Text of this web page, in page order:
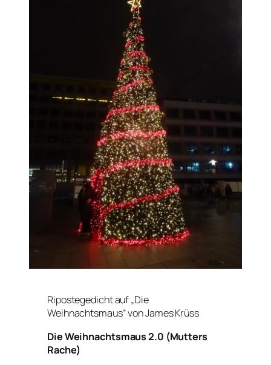
Ripostegedicht auf „Die
Weihnachtsmaus“ von James Krüss
Die Weihnachtsmaus 2.0 (Mutters
Rache)